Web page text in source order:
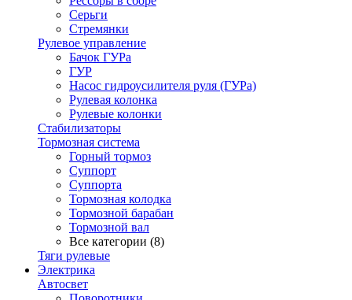
Серьги
Стремянки
Рулевое управление
Бачок ГУРа
ГУР
Насос гидроусилителя руля (ГУРа)
Рулевая колонка
Рулевые колонки
Стабилизаторы
Тормозная система
Горный тормоз
Суппорт
Суппорта
Тормозная колодка
Тормозной барабан
Тормозной вал
Все категории (8)
Тяги рулевые
Электрика
Автосвет